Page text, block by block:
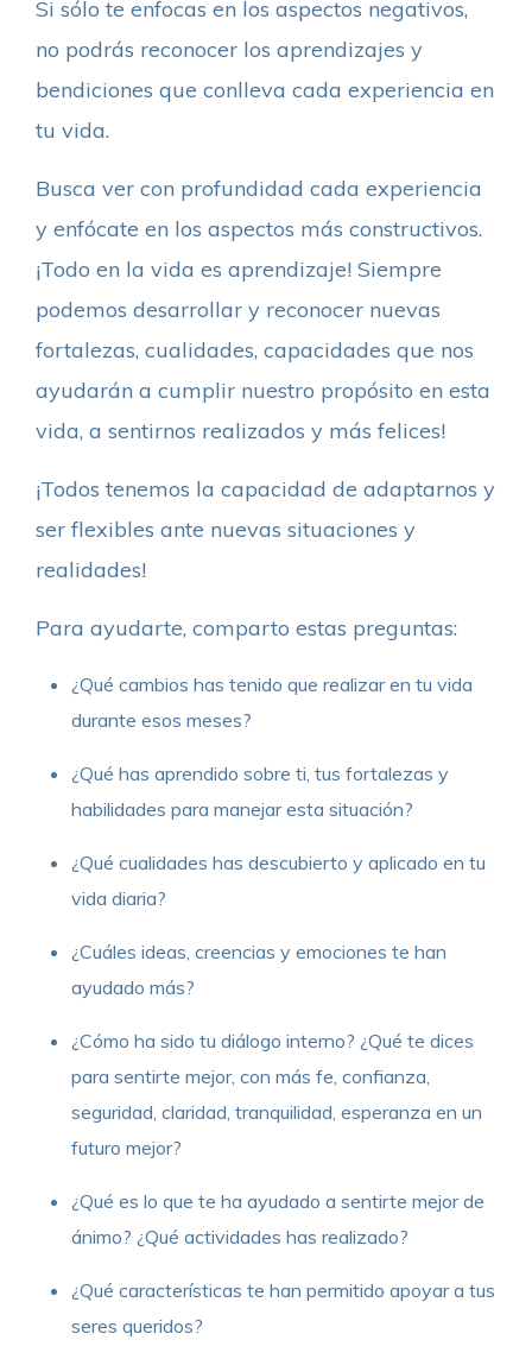
Si sólo te enfocas en los aspectos negativos,
no podrás reconocer los aprendizajes y
bendiciones que conlleva cada experiencia en
tu vida.
Busca ver con profundidad cada experiencia
y enfócate en los aspectos más constructivos.
¡Todo en la vida es aprendizaje! Siempre
podemos desarrollar y reconocer nuevas
fortalezas, cualidades, capacidades que nos
ayudarán a cumplir nuestro propósito en esta
vida, a sentirnos realizados y más felices!
¡Todos tenemos la capacidad de adaptarnos y
ser flexibles ante nuevas situaciones y
realidades!
Para ayudarte, comparto estas preguntas:
¿Qué cambios has tenido que realizar en tu vida
durante esos meses?
¿Qué has aprendido sobre ti, tus fortalezas y
habilidades para manejar esta situación?
¿Qué cualidades has descubierto y aplicado en tu
vida diaria?
¿Cuáles ideas, creencias y emociones te han
ayudado más?
¿Cómo ha sido tu diálogo interno? ¿Qué te dices
para sentirte mejor, con más fe, confianza,
seguridad, claridad, tranquilidad, esperanza en un
futuro mejor?
¿Qué es lo que te ha ayudado a sentirte mejor de
ánimo? ¿Qué actividades has realizado?
¿Qué características te han permitido apoyar a tus
seres queridos?